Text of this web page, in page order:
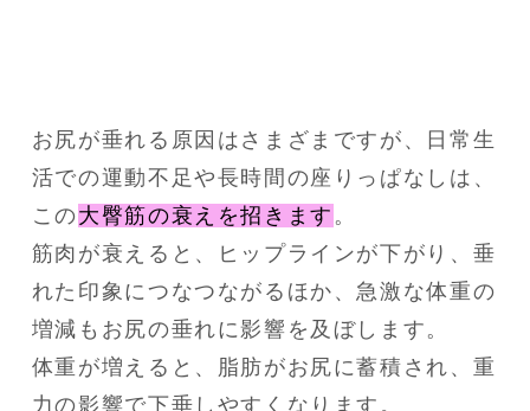
お尻が垂れる原因はさまざまですが、日常生
活での運動不足や長時間の座りっぱなしは、
この大臀筋の衰えを招きます 。
筋肉が衰えると、ヒップラインが下がり、垂
れた印象につなつながるほか、急激な体重の
増減もお尻の垂れに影響を及ぼします。
体重が増えると、脂肪がお尻に蓄積され、重
力の影響で下垂しやすくなります。